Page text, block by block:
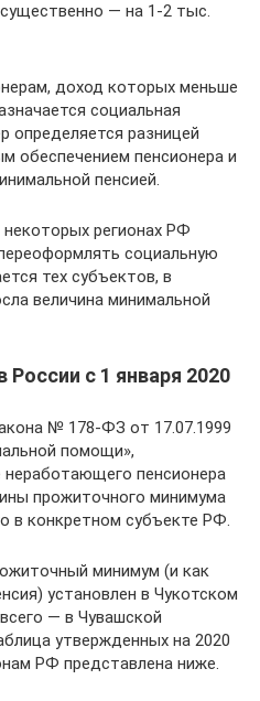
— на 1-2 тыс.
доход которых меньше
социальная
определяется разницей
обеспечением пенсионера и
пенсией.
регионах РФ
социальную
тех субъектов, в
величина минимальной
с 1 января 2020
№ 178-ФЗ от 17.07.1999
помощи»,
неработающего пенсионера
прожиточного минимума
в конкретном субъекте РФ.
минимум (и как
установлен в Чукотском
— в Чувашской
утвержденных на 2020
РФ представлена ниже.